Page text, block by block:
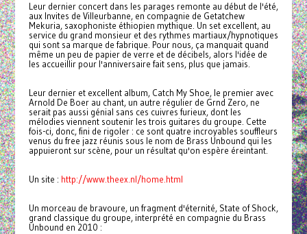
Leur dernier concert dans les parages remonte au début de l'été,
aux Invites de Villeurbanne, en compagnie de Getatchew
Mekuria, saxophoniste éthiopien mythique. Un set excellent, au
service du grand monsieur et des rythmes martiaux/hypnotiques
qui sont sa marque de fabrique. Pour nous, ça manquait quand
même un peu de papier de verre et de décibels, alors l'idée de
les accueillir pour l'anniversaire fait sens, plus que jamais.
Leur dernier et excellent album, Catch My Shoe, le premier avec
Arnold De Boer au chant, un autre régulier de Grnd Zero, ne
serait pas aussi génial sans ces cuivres furieux, dont les
mélodies viennent soutenir les trois guitares du groupe. Cette
fois-ci, donc, fini de rigoler : ce sont quatre incroyables souffleurs
venus du free jazz réunis sous le nom de Brass Unbound qui les
appuieront sur scène, pour un résultat qu'on espère éreintant.
Un site : http://www.theex.nl/home.html
Un morceau de bravoure, un fragment d'éternité, State of Shock,
grand classique du groupe, interprété en compagnie du Brass
Unbound en 2010 :